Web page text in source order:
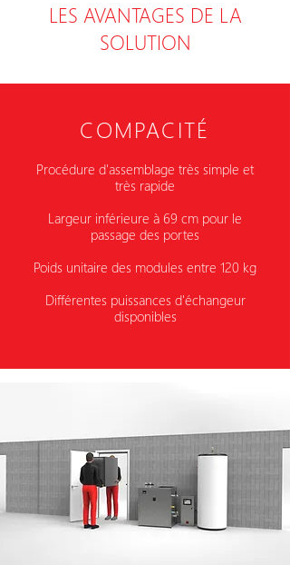
LES AVANTAGES DE LA
SOLUTION
COMPACITÉ
Procédure d'assemblage très simple et
très rapide
Largeur inférieure à 69 cm pour le
passage des portes
Poids unitaire des modules entre 120 kg
Différentes puissances d'échangeur
disponibles